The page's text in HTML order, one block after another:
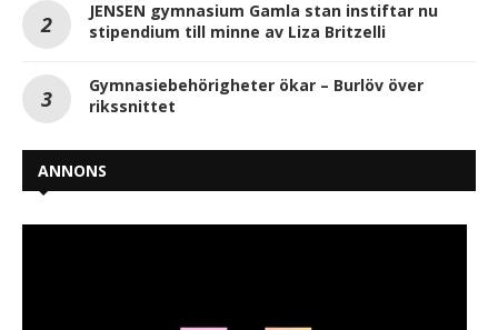
JENSEN gymnasium Gamla stan instiftar nu
stipendium till minne av Liza Britzelli
Gymnasiebehörigheter ökar – Burlöv över
rikssnittet
ANNONS